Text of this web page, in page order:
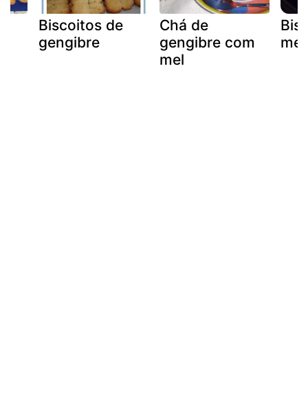
Biscoitos de
gengibre
Chá de
gengibre com
mel
mel